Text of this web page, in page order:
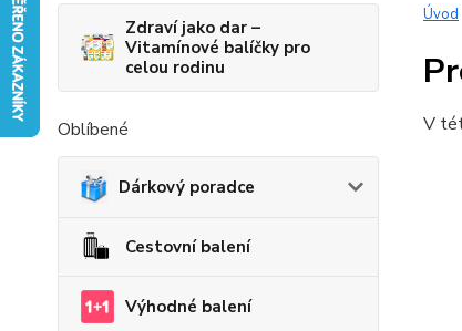
Zdraví jako dar –
Vitamínové balíčky pro
celou rodinu
Oblíbené
Dárkový poradce
Cestovní balení
Výhodné balení
Úvod
V